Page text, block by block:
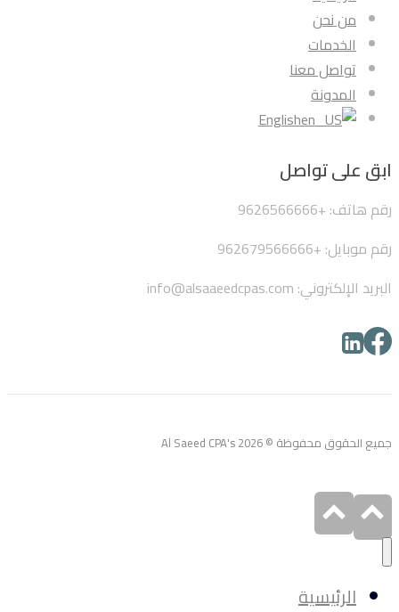
من نحن
الخدمات
تواصل معنا
المدونة
English
ابق على تواصل
رقم هاتف: +9626566666
رقم موبايل: +962679566666
البريد الإلكتروني: info@alsaaeedcpas.com
جميع الحقوق محفوظة © Al Saeed CPA's 2026
الرئيسية